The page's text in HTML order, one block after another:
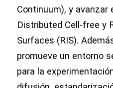
Continuum), y avanzar
Distributed Cell-free y
Surfaces (RIS).
promueve un entorno
para la